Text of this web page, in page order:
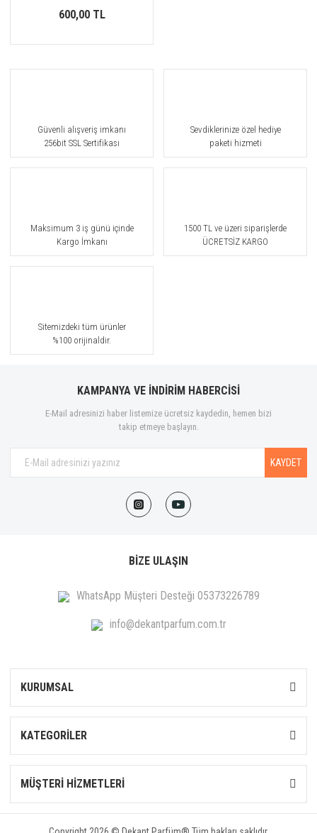
600,00 TL
Güvenli alışveriş imkanı
256bit SSL Sertifikası
Sevdiklerinize özel hediye
paketi hizmeti
Maksimum 3 iş günü içinde
Kargo İmkanı
1500 TL ve üzeri siparişlerde
ÜCRETSİZ KARGO
Sitemizdeki tüm ürünler
%100 orijinaldir.
KAMPANYA VE İNDİRİM HABERCİSİ
E-Mail adresinizi haber listemize ücretsiz kaydedin, hemen bizi
takip etmeye başlayın.
KAYDET
BİZE ULAŞIN
WhatsApp Müşteri Desteği 05373226789
info@dekantparfum.com.tr
KURUMSAL
KATEGORİLER
MÜŞTERİ HİZMETLERİ